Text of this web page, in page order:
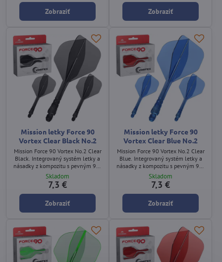
Zobraziť Zobraziť
Mission letky Force 90
Vortex Clear Black No.2
Mission Force 90 Vortex No.2 Clear
Black. Integrovaný systém letky a
násadky z kompozitu s pevným 90°
uhlom a priehľadným čiernym
dizajnom.
Skladom
7,3 €
Zobraziť
Mission letky Force 90
Vortex Clear Blue No.2
Mission Force 90 Vortex No.2 Clear
Blue. Integrovaný systém letky a
násadky z kompozitu s pevným 90°
uhlom a priehľadným modrým
dizajnom.
Skladom
7,3 €
Zobraziť